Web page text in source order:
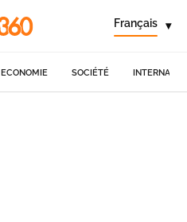
Français ▾
ECONOMIE SOCIÉTÉ